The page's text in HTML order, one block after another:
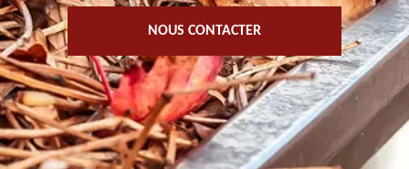
NOUS CONTACTER